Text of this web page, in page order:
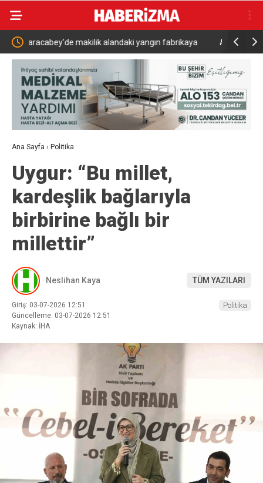
fabrikaya Adalet Bakanı Akın Gürlek ve İçişleri Bakanı Mustafa
Çiftçi Esenyurt’ta
Ana Sayfa › Politika
Uygur: “Bu millet,
kardeşlik bağlarıyla
birbirine bağlı bir
millettir”
Neslihan Kaya TÜM YAZILARI
Giriş: 03-07-2026 12:51
Güncelleme: 03-07-2026 12:51
Kaynak: İHA
Politika